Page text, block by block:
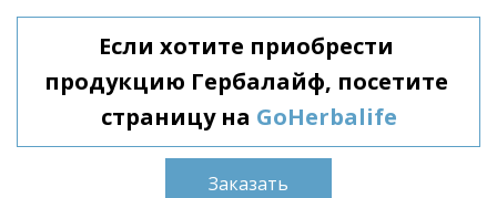
Если хотите приобрести
продукцию Гербалайф, посетите
страницу на GoHerbalife
Заказать